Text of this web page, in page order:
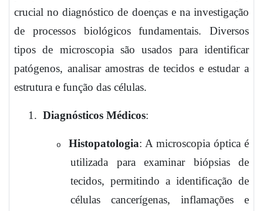
crucial no diagnóstico de doenças e na investigação
de processos biológicos fundamentais. Diversos
tipos de microscopia são usados para identificar
patógenos, analisar amostras de tecidos e estudar a
estrutura e função das células.
1. Diagnósticos Médicos:
o Histopatologia: A microscopia óptica é
utilizada para examinar biópsias de
tecidos, permitindo a identificação de
células cancerígenas, inflamações e